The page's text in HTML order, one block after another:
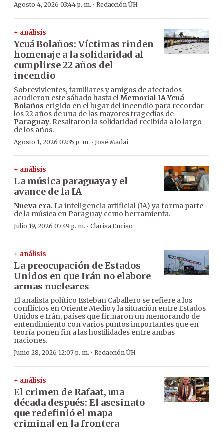
Agosto 4, 2026 03:44 p. m. · Redacción ÚH
+ análisis
Ycuá Bolaños: Víctimas rinden
homenaje a la solidaridad al
cumplirse 22 años del
incendio
Sobrevivientes, familiares y amigos de afectados
acudieron este sábado hasta elMemorial 1A Ycuá
Bolaños erigido en el lugar del incendio para recordar
los 22 años de una de las mayores tragedias de
Paraguay. Resaltaron la solidaridad recibida a lo largo
de los años.
Agosto 1, 2026 02:35 p. m. · José Madai
+ análisis
La música paraguaya y el
avance de la IA
Nueva era. La inteligencia artificial (IA) ya forma parte
de la música en Paraguay como herramienta.
Julio 19, 2026 07:49 p. m. · Clarisa Enciso
+ análisis
La preocupación de Estados
Unidos en que Irán no elabore
armas nucleares
El analista político Esteban Caballero se refiere a los
conflictos en Oriente Medio y la situación entre Estados
Unidos e Irán, países que firmaron un memorando de
entendimiento con varios puntos importantes que en
teoría ponen fin a las hostilidades entre ambas
naciones.
Junio 28, 2026 12:07 p. m. · Redacción ÚH
+ análisis
El crimen de Rafaat, una
década después: El asesinato
que redefinió el mapa
criminal en la frontera